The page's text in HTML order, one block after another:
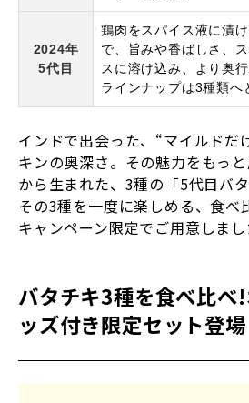
2024年
5代目
鶏肉をスパイス液に漬
で、旨みや香ばしさ、
スに溶け込み、より奥
ラインナップは3種類へ
インドで出会った、“マイルドだ
キンの奥深さ。その魅力をもっと
から生まれた、3種の「5代目バタ
その3種を一度に楽しめる、食べ
キャンペーン限定でご用意しま
バタチキ3種を食べ比べ
ッズ付き限定セット登場